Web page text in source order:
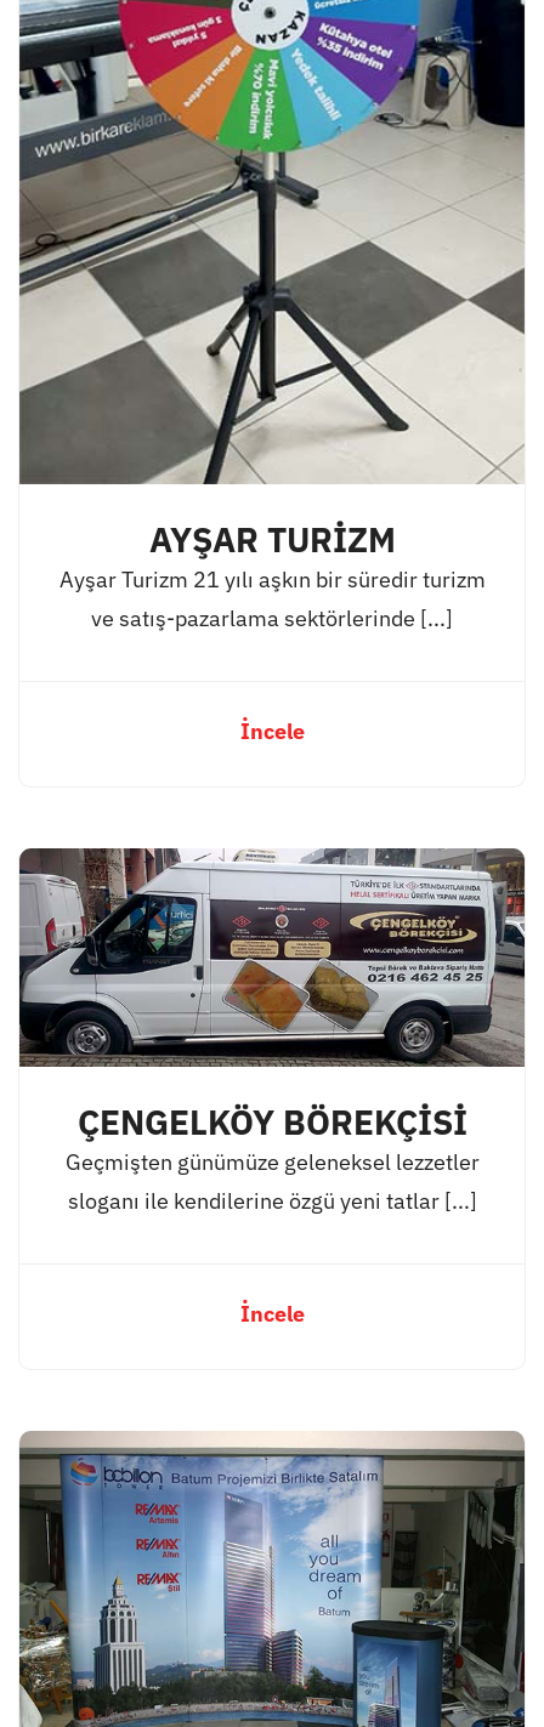
AYŞAR TURİZM
Ayşar Turizm 21 yılı aşkın bir süredir turizm
ve satış-pazarlama sektörlerinde [...]
İncele
ÇENGELKÖY BÖREKÇİSİ
Geçmişten günümüze geleneksel lezzetler
sloganı ile kendilerine özgü yeni tatlar [...]
İncele